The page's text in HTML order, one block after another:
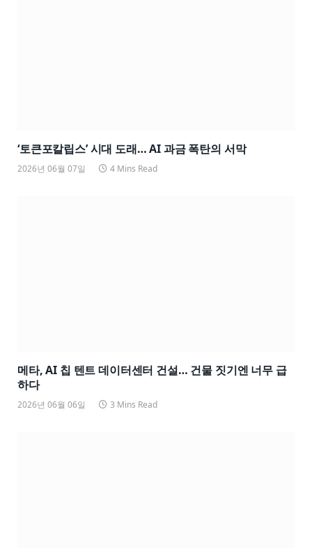
‘토큰포칼립스’ 시대 도래… AI 과금 폭탄의 서막
2026년 06월 07일 4 Mins Read
메타, AI 칩 텐트 데이터센터 건설… 건물 짓기엔 너무 급
하다
2026년 06월 06일 3 Mins Read